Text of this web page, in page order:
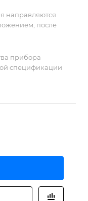
направляются
после
прибора
спецификации